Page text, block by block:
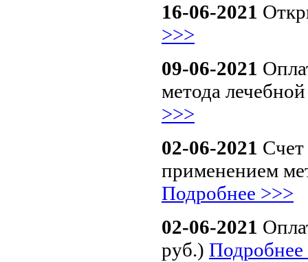
16-06-2021
>>>
09-06-2021
метода
>>>
02-06-2021 Счет
применением
Подробнее >>>
02-06-2021
руб.) Подробнее